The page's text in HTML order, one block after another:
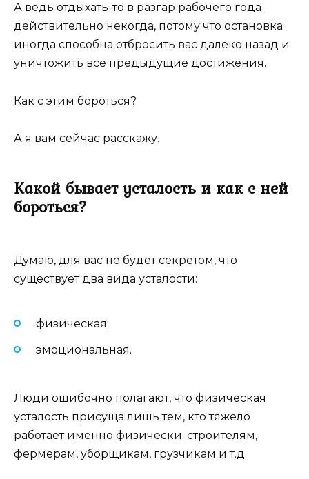
А ведь отдыхать-то в разгар рабочего года
действительно некогда, потому что остановка
иногда способна отбросить вас далеко назад и
уничтожить все предыдущие достижения.
Как с этим бороться?
А я вам сейчас расскажу.
Какой бывает усталость и как с ней
бороться?
Думаю, для вас не будет секретом, что
существует два вида усталости:
физическая;
эмоциональная.
Люди ошибочно полагают, что физическая
усталость присуща лишь тем, кто тяжело
работает именно физически: строителям,
фермерам, уборщикам, грузчикам и т.д.